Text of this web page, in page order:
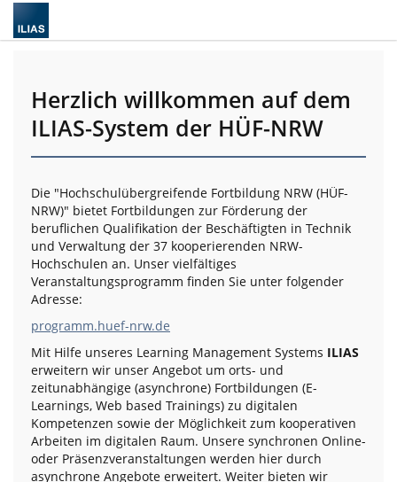
Herzlich willkommen auf dem
ILIAS-System der HÜF-NRW
Die "Hochschulübergreifende Fortbildung NRW (HÜF-
NRW)" bietet Fortbildungen zur Förderung der
beruflichen Qualifikation der Beschäftigten in Technik
und Verwaltung der 37 kooperierenden NRW-
Hochschulen an. Unser vielfältiges
Veranstaltungsprogramm finden Sie unter folgender
Adresse:
programm.huef-nrw.de
Mit Hilfe unseres Learning Management Systems ILIAS
erweitern wir unser Angebot um orts- und
zeitunabhängige (asynchrone) Fortbildungen (E-
Learnings, Web based Trainings) zu digitalen
Kompetenzen sowie der Möglichkeit zum kooperativen
Arbeiten im digitalen Raum. Unsere synchronen Online-
oder Präsenzveranstaltungen werden hier durch
asynchrone Angebote erweitert. Weiter bieten wir